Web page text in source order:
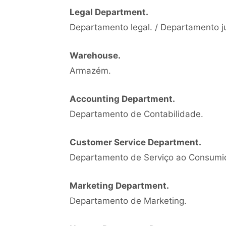
Legal Department.
Departamento legal. / Departamento
Warehouse.
Armazém.
Accounting Department.
Departamento de Contabilidade.
Customer Service Department.
Departamento de Serviço ao
Marketing Department.
Departamento de Marketing.